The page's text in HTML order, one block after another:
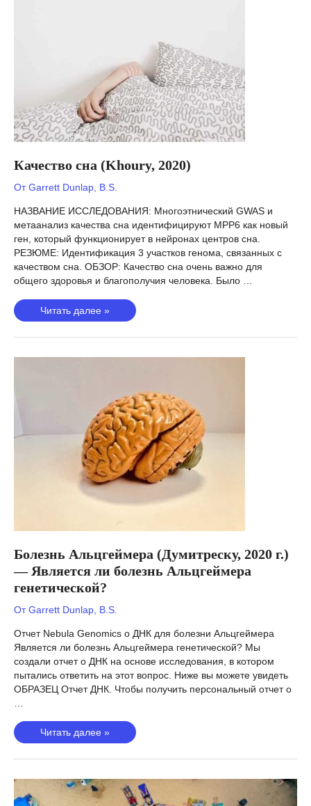
Качество сна (Khoury, 2020)
ОтGarrett Dunlap, B.S.
НАЗВАНИЕ ИССЛЕДОВАНИЯ: Многоэтнический GWAS и
метаанализ качества сна идентифицируют MPP6 как новый
ген, который функционирует в нейронах центров сна.
РЕЗЮМЕ: Идентификация 3 участков генома, связанных с
качеством сна. ОБЗОР: Качество сна очень важно для
общего здоровья и благополучия человека. Было …
Качество
сна
(Khoury,
Читать далее »
Болезнь Альцгеймера (Думитреску, 2020 г.)
— Является ли болезнь Альцгеймера
генетической?
ОтGarrett Dunlap, B.S.
Отчет Nebula Genomics о ДНК для болезни Альцгеймера
Является ли болезнь Альцгеймера генетической? Мы
создали отчет о ДНК на основе исследования, в котором
пытались ответить на этот вопрос. Ниже вы можете увидеть
ОБРАЗЕЦ Отчет ДНК. Чтобы получить персональный отчет о
Болезнь
Альцгеймера
(Думитреску,
Читать далее »